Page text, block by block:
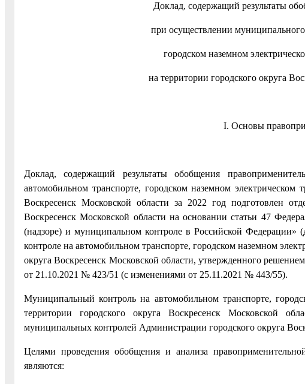
Доклад, содержащий результаты
при осуществлении
городском наземном
на территории городского округа
I. Основы
Доклад, содержащий результаты обобщения
автомобильном транспорте, городском наземном
Воскресенск Московской области за 2022 год подготовлен
Воскресенск Московской области на основании статьи 47
(надзоре) и муниципальном контроле в Российской
контроле на автомобильном транспорте, городском наземном
округа Воскресенск Московской области, утвержденного
от 21.10.2021 № 423/51 (с изменениями от 25.11.2021 № 443/55).
Муниципальный контроль на автомобильном транспорте,
территории городского округа Воскресенск Московской
муниципальных контролей Администрации городского округа
Целями проведения обобщения и анализа
являются: